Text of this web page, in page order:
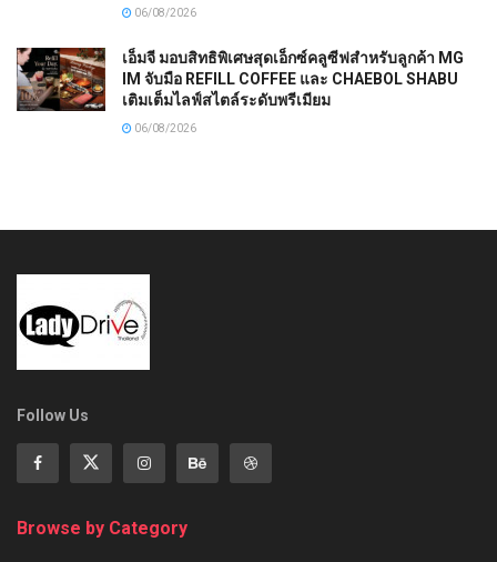
06/08/2026
เอ็มจี มอบสิทธิพิเศษสุดเอ็กซ์คลูซีฟสำหรับลูกค้า MG
IM จับมือ REFILL COFFEE และ CHAEBOL SHABU
เติมเต็มไลฟ์สไตล์ระดับพรีเมียม
06/08/2026
Follow Us
Browse by Category